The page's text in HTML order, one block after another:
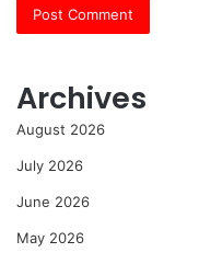
Archives
August 2026
July 2026
June 2026
May 2026